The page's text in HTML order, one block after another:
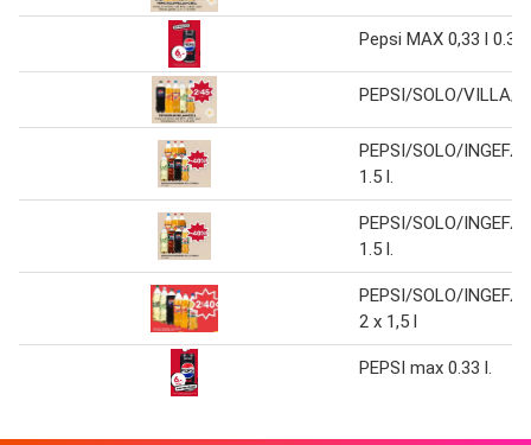
Pepsi MAX 0,33 l 0.33
PEPSI/SOLO/VILLA/
PEPSI/SOLO/
1.5 l.
PEPSI/SOLO/
1.5 l.
PEPSI/SOLO/
2 x 1,5 l
PEPSI max 0.33 l.